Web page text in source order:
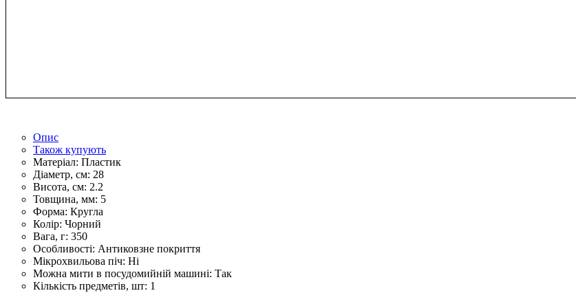
Опис
Також купують
Матеріал: Пластик
Діаметр, см: 28
Висота, см: 2.2
Товщина, мм: 5
Форма: Кругла
Колір: Чорний
Вага, г: 350
Особливості: Антиковзне покриття
Мікрохвильова піч: Ні
Можна мити в посудомийній машині: Так
Кількість предметів, шт: 1